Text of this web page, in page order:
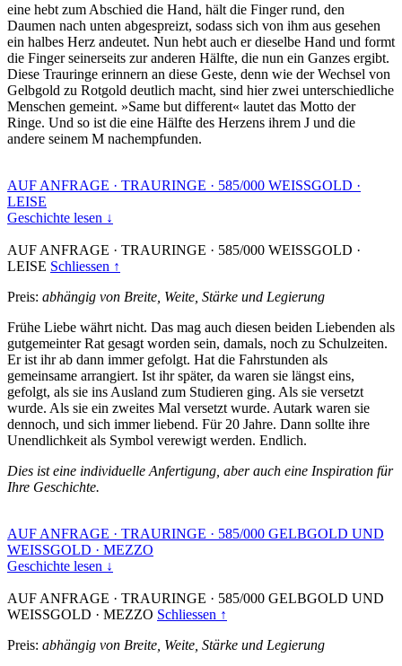
eine hebt zum Abschied die Hand, hält die Finger rund, den
Daumen nach unten abgespreizt, sodass sich von ihm aus gesehen
ein halbes Herz andeutet. Nun hebt auch er dieselbe Hand und formt
die Finger seinerseits zur anderen Hälfte, die nun ein Ganzes ergibt.
Diese Trauringe erinnern an diese Geste, denn wie der Wechsel von
Gelbgold zu Rotgold deutlich macht, sind hier zwei unterschiedliche
Menschen gemeint. »Same but different« lautet das Motto der
Ringe. Und so ist die eine Hälfte des Herzens ihrem J und die
andere seinem M nachempfunden.
AUF ANFRAGE · TRAURINGE · 585/000 WEISSGOLD ·
LEISE
Geschichte lesen ↓
AUF ANFRAGE · TRAURINGE · 585/000 WEISSGOLD ·
LEISE Schliessen ↑
Preis: abhängig von Breite, Weite, Stärke und Legierung
Frühe Liebe währt nicht. Das mag auch diesen beiden Liebenden als
gutgemeinter Rat gesagt worden sein, damals, noch zu Schulzeiten.
Er ist ihr ab dann immer gefolgt. Hat die Fahrstunden als
gemeinsame arrangiert. Ist ihr später, da waren sie längst eins,
gefolgt, als sie ins Ausland zum Studieren ging. Als sie versetzt
wurde. Als sie ein zweites Mal versetzt wurde. Autark waren sie
dennoch, und sich immer liebend. Für 20 Jahre. Dann sollte ihre
Unendlichkeit als Symbol verewigt werden. Endlich.
Dies ist eine individuelle Anfertigung, aber auch eine Inspiration für
Ihre Geschichte.
AUF ANFRAGE · TRAURINGE · 585/000 GELBGOLD UND
WEISSGOLD · MEZZO
Geschichte lesen ↓
AUF ANFRAGE · TRAURINGE · 585/000 GELBGOLD UND
WEISSGOLD · MEZZO Schliessen ↑
Preis: abhängig von Breite, Weite, Stärke und Legierung